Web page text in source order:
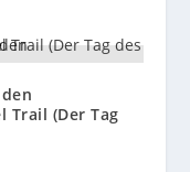
Trail (Der Tag